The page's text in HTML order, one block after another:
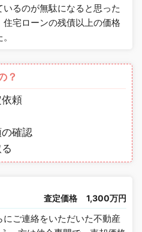
るのが無駄になると思った
宅ローンの残債以上の価格
？
頼
確認
査定価格 1,300万円
ご連絡をいただいた不動産